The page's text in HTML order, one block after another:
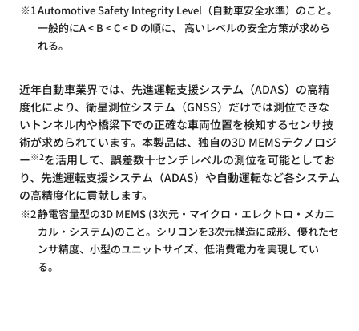
※1Automotive Safety Integrity Level（自動車安全水準）のこと。
一般的にA < B < C < D の順に、 高いレベルの安全方策が求めら
れる。
近年自動車業界では、先進運転支援システム（ADAS）の高精
度化により、衛星測位システム（GNSS）だけでは測位できな
いトンネル内や橋梁下での正確な車両位置を検知するセンサ技
術が求められています。本製品は、独自の3D MEMSテクノロジ
ー※2を活用して、誤差数十センチレベルの測位を可能としてお
り、先進運転支援システム（ADAS）や自動運転など各システム
の高精度化に貢献します。
※2静電容量型の3D MEMS (3次元・マイクロ・エレクトロ・メカニ
カル・システム)のこと。シリコンを3次元構造に成形、優れたセ
ンサ精度、小型のユニットサイズ、低消費電力を実現してい
る。